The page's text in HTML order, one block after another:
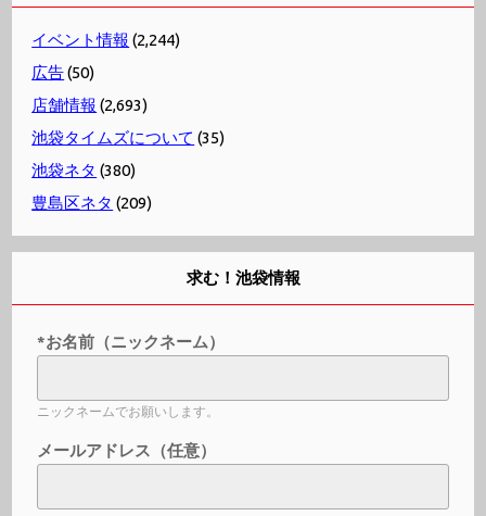
イベント情報 (2,244)
広告(50)
店舗情報 (2,693)
池袋タイムズについて (35)
池袋ネタ (380)
豊島区ネタ (209)
求む！池袋情報
*お名前（ニックネーム）
ニックネームでお願いします。
メールアドレス（任意）